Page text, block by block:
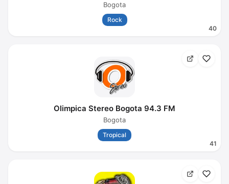
40
Bogota
Rock
41
Olimpica Stereo Bogota 94.3 FM
Bogota
Tropical